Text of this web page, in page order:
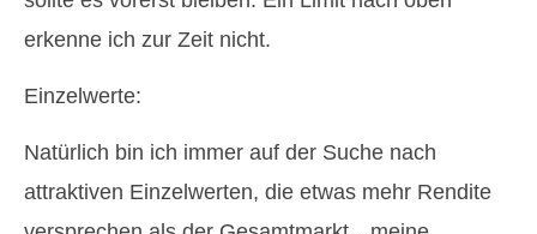
erkenne ich zur Zeit nicht.
Einzelwerte:
Natürlich bin ich immer auf der Suche nach
attraktiven Einzelwerten, die etwas mehr Rendite